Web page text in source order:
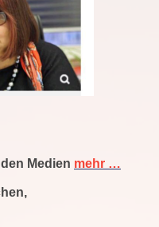
Medien mehr …